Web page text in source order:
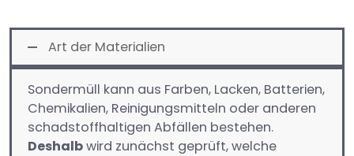
Art der Materialien
Sondermüll kann aus Farben, Lacken, Batterien,
Chemikalien, Reinigungsmitteln oder anderen
schadstoffhaltigen Abfällen bestehen.
Deshalbwird zunächst geprüft, welche